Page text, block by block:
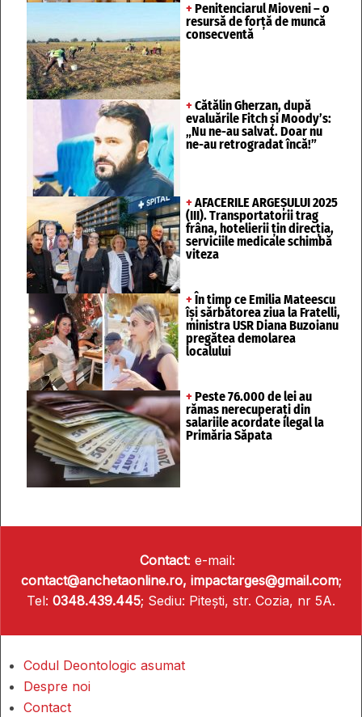
+ Penitenciarul Mioveni – o
resursă de forță de muncă
consecventă
+ Cătălin Gherzan, după
evaluările Fitch și Moody’s:
„Nu ne-au salvat. Doar nu
ne-au retrogradat încă!”
+ AFACERILE ARGEȘULUI 2025
(III). Transportatorii trag
frâna, hotelierii țin direcția,
serviciile medicale schimbă
viteza
+ În timp ce Emilia Mateescu
își sărbătorea ziua la Fratelli,
ministra USR Diana Buzoianu
pregătea demolarea
localului
+ Peste 76.000 de lei au
rămas nerecuperați din
salariile acordate ilegal la
Primăria Săpata
Contact: e-mail:
contact@anchetaonline.ro, impactarges@gmail.com;
Tel: 0348.439.445; Sediu: Pitești, str. Cozia, nr 5A.
Codul Deontologic asumat
Despre noi
Contact